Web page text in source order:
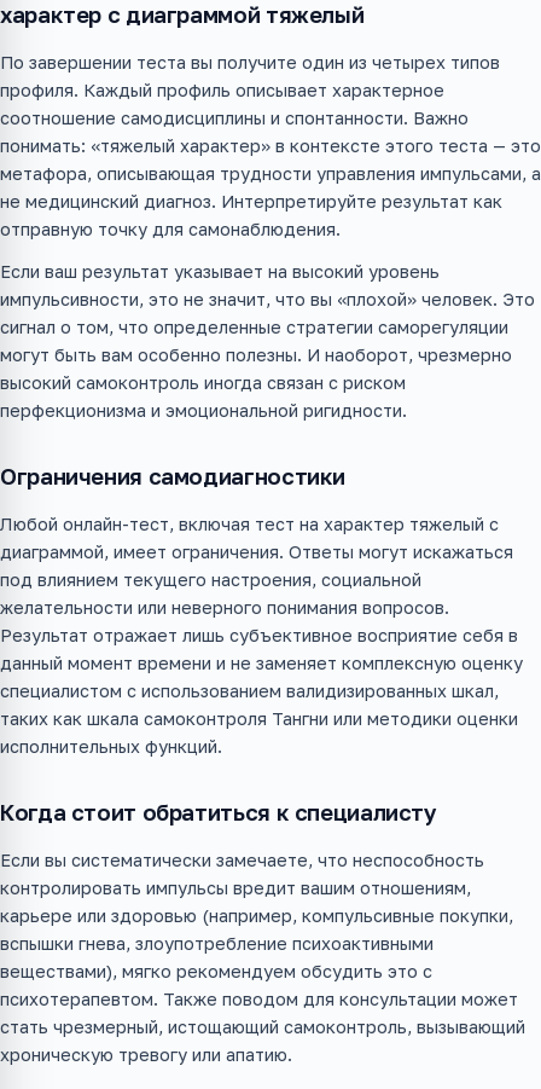
характер с диаграммой тяжелый
По завершении теста вы получите один из четырех типов
профиля. Каждый профиль описывает характерное
соотношение самодисциплины и спонтанности. Важно
понимать: «тяжелый характер» в контексте этого теста — это
метафора, описывающая трудности управления импульсами, а
не медицинский диагноз. Интерпретируйте результат как
отправную точку для самонаблюдения.
Если ваш результат указывает на высокий уровень
импульсивности, это не значит, что вы «плохой» человек. Это
сигнал о том, что определенные стратегии саморегуляции
могут быть вам особенно полезны. И наоборот, чрезмерно
высокий самоконтроль иногда связан с риском
перфекционизма и эмоциональной ригидности.
Ограничения самодиагностики
Любой онлайн-тест, включая тест на характер тяжелый с
диаграммой, имеет ограничения. Ответы могут искажаться
под влиянием текущего настроения, социальной
желательности или неверного понимания вопросов.
Результат отражает лишь субъективное восприятие себя в
данный момент времени и не заменяет комплексную оценку
специалистом с использованием валидизированных шкал,
таких как шкала самоконтроля Тангни или методики оценки
исполнительных функций.
Когда стоит обратиться к специалисту
Если вы систематически замечаете, что неспособность
контролировать импульсы вредит вашим отношениям,
карьере или здоровью (например, компульсивные покупки,
вспышки гнева, злоупотребление психоактивными
веществами), мягко рекомендуем обсудить это с
психотерапевтом. Также поводом для консультации может
стать чрезмерный, истощающий самоконтроль, вызывающий
хроническую тревогу или апатию.